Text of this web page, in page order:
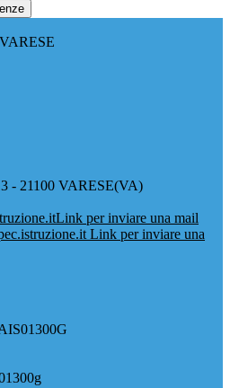
- 21100 VARESE(VA)
Link per inviare una mail
Link per inviare una